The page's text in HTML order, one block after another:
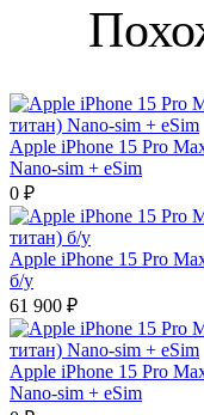
Apple iPhone 15 Pro
Nano-sim + eSim
0 ₽
Apple iPhone 15 Pro
б/у
61 900 ₽
Apple iPhone 15 Pro
Nano-sim + eSim